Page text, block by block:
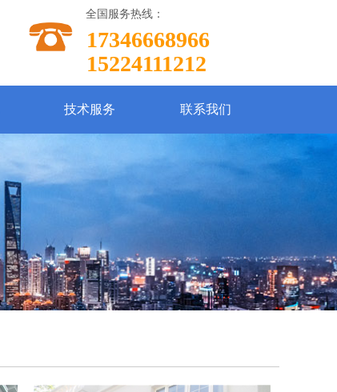
全国服务热线：
17346668966
15224111212
技术服务 联系我们